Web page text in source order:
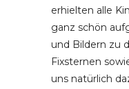
erhielten alle
ganz schön
und Bildern zu
Fixsternen
uns natürlich